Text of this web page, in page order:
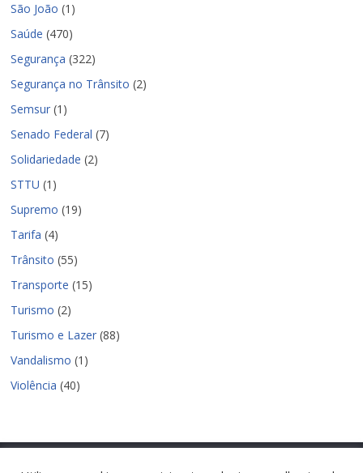
São João (1)
Saúde (470)
Segurança (322)
Segurança no Trânsito (2)
Semsur (1)
Senado Federal (7)
Solidariedade (2)
STTU (1)
Supremo (19)
Tarifa (4)
Trânsito (55)
Transporte (15)
Turismo (2)
Turismo e Lazer (88)
Vandalismo (1)
Violência (40)